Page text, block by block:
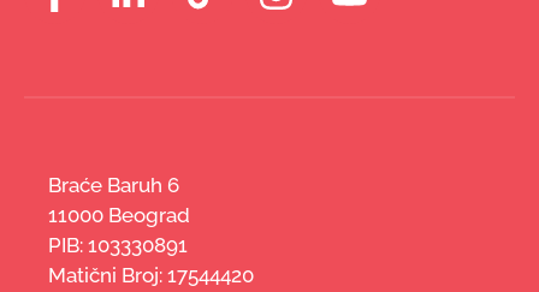
Braće Baruh 6
11000 Beograd
PIB: 103330891
Matični Broj: 17544420